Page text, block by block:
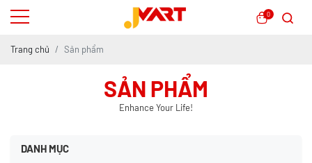
0
Trang chủ Sản phẩm
SẢN PHẨM
Enhance Your Life!
DANH MỤC